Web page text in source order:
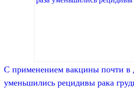
С применением вакцины почти в
уменьшились рецидивы рака